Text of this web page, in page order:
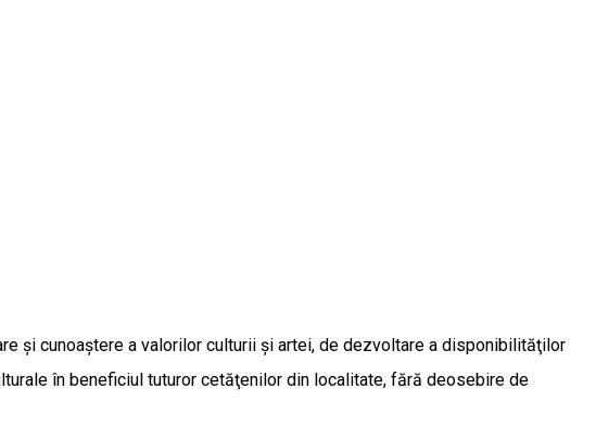
şi cunoaştere a valorilor culturii şi artei, de dezvoltare a disponibilităţilor
în beneficiul tuturor cetăţenilor din localitate, fără deosebire de